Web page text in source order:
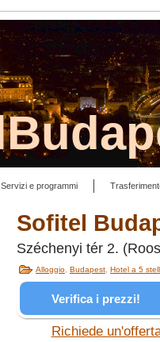
Servizi e programmi
Sofitel
Széchenyi tér 2.
Alloggio Budapest Hotel a 5
Verifica i prezzi!
Richiede